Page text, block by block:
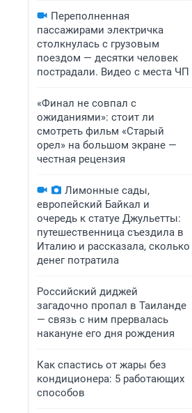
Переполненная
пассажирами электричка
столкнулась с грузовым
поездом — десятки человек
пострадали. Видео с места ЧП
«Финал не совпал с
ожиданиями»: стоит ли
смотреть фильм «Старый
орел» на большом экране —
честная рецензия
Лимонные сады,
европейский Байкал и
очередь к статуе Джульетты:
путешественница съездила в
Италию и рассказала, сколько
денег потратила
Российский диджей
загадочно пропал в Таиланде
— связь с ним прервалась
накануне его дня рождения
Как спастись от жары без
кондиционера: 5 работающих
способов